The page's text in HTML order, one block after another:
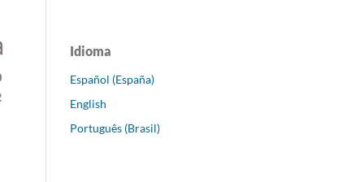
Idioma
Español (España)
English
Português (Brasil)